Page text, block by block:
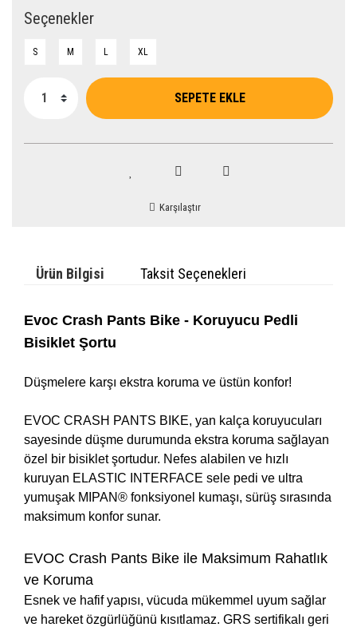
Seçenekler
S M L XL
SEPETE EKLE
Karşılaştır
Ürün Bilgisi Taksit Seçenekleri
Evoc Crash Pants Bike - Koruyucu Pedli
Bisiklet Şortu
Düşmelere karşı ekstra koruma ve üstün konfor!
EVOC CRASH PANTS BIKE, yan kalça koruyucuları
sayesinde düşme durumunda ekstra koruma sağlayan
özel bir bisiklet şortudur. Nefes alabilen ve hızlı
kuruyan ELASTIC INTERFACE sele pedi ve ultra
yumuşak MIPAN® fonksiyonel kumaşı, sürüş sırasında
maksimum konfor sunar.
EVOC Crash Pants Bike ile Maksimum Rahatlık
ve Koruma
Esnek ve hafif yapısı, vücuda mükemmel uyum sağlar
ve hareket özgürlüğünü kısıtlamaz. GRS sertifikalı geri